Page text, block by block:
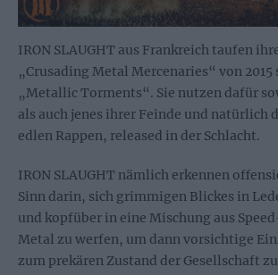
IRON SLAUGHT aus Frankreich taufen
„Crusading Metal Mercenaries“ von
„Metallic Torments“. Sie nutzen dafür
als auch jenes ihrer Feinde und natürlich
edlen Rappen, released in der Schlacht.
IRON SLAUGHT nämlich erkennen
Sinn darin, sich grimmigen Blickes in
und kopfüber in eine Mischung aus
Metal zu werfen, um dann vorsichtige
zum prekären Zustand der Gesellschaft